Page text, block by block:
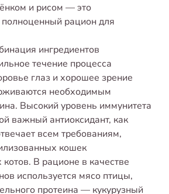
и рисом — это
рацион для
ингредиентов
течение процесса
глаз и хорошее зрение
необходимым
Высокий уровень иммунитета
важный антиоксидант, как
всем требованиям,
кошек
В рационе в качестве
используется мясо птицы,
протеина — кукурузный